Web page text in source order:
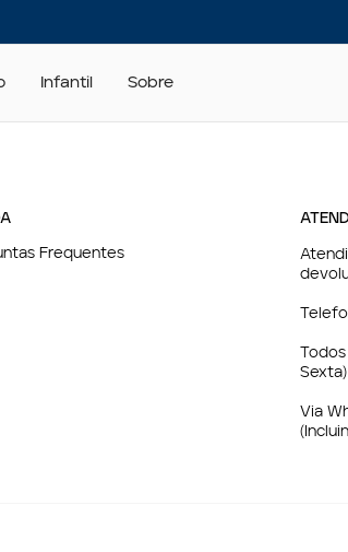
Infantil Sobre
Frequentes
Sexta)
Via